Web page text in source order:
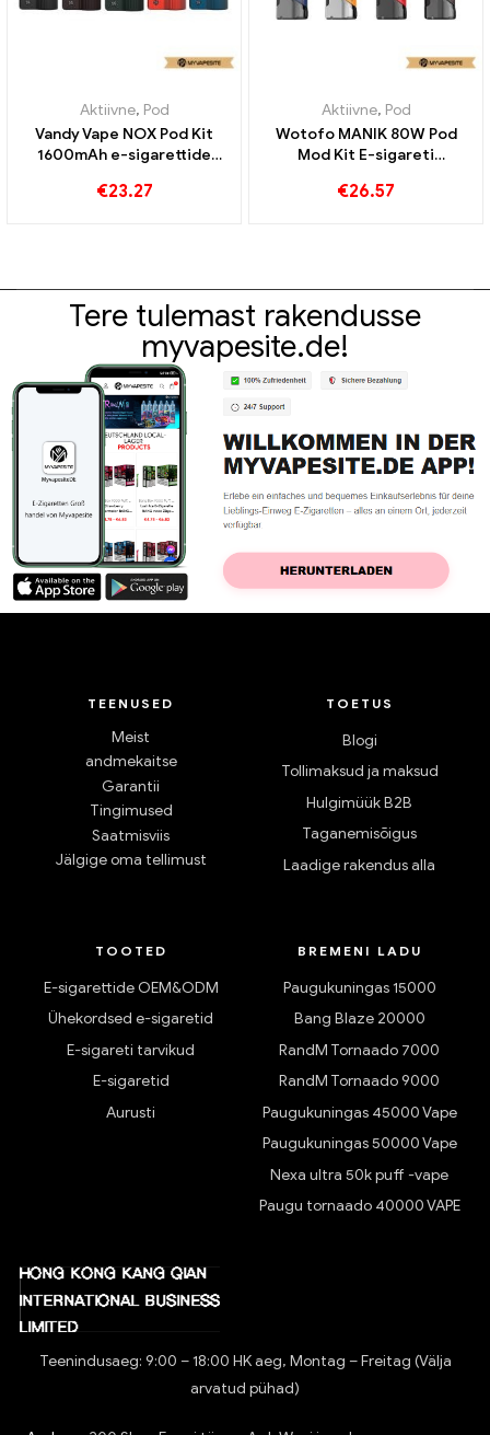
Aktiivne, Pod
Vandy Vape NOX Pod Kit
1600mAh e-sigarettide
€23.27
Aktiivne, Pod
Wotofo MANIK 80W Pod
Mod Kit E-sigareti
kohandatud
€26.57
Tere tulemast rakendusse
myvapesite.de!
TEENUSED
Meist
andmekaitse
Garantii
Tingimused
Saatmisviis
Jälgige oma tellimust
TOETUS
Blogi
Tollimaksud ja maksud
Hulgimüük B2B
Taganemisõigus
Laadige rakendus alla
TOOTED
E-sigarettide OEM&ODM
Ühekordsed e-sigaretid
E-sigareti tarvikud
E-sigaretid
Aurusti
BREMENI LADU
Paugukuningas 15000
Bang Blaze 20000
RandM Tornaado 7000
RandM Tornaado 9000
Paugukuningas 45000 Vape
Paugukuningas 50000 Vape
Nexa ultra 50k puff -vape
Paugu tornaado 40000 VAPE
Teenindusaeg: 9:00 – 18:00 HK aeg, Montag – Freitag (Välja
arvatud pühad)